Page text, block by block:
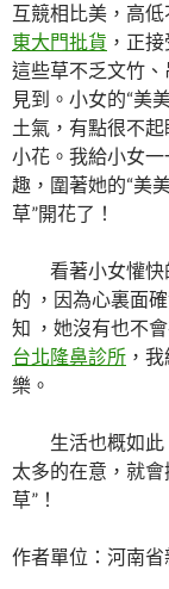
互競相比美，高
東大門批貨 ，正
這些草不乏文竹
見到。小女的“美
土氣，有點很不
小花。我給小女
趣，圍著她的“美
草”開花了！
看著小女懽快
的 ，因為心裏面
知 ，她沒有也不
台北隆鼻診所 ，
樂。
生活也概如此
太多的在意，就
草”！
作者單位：河南